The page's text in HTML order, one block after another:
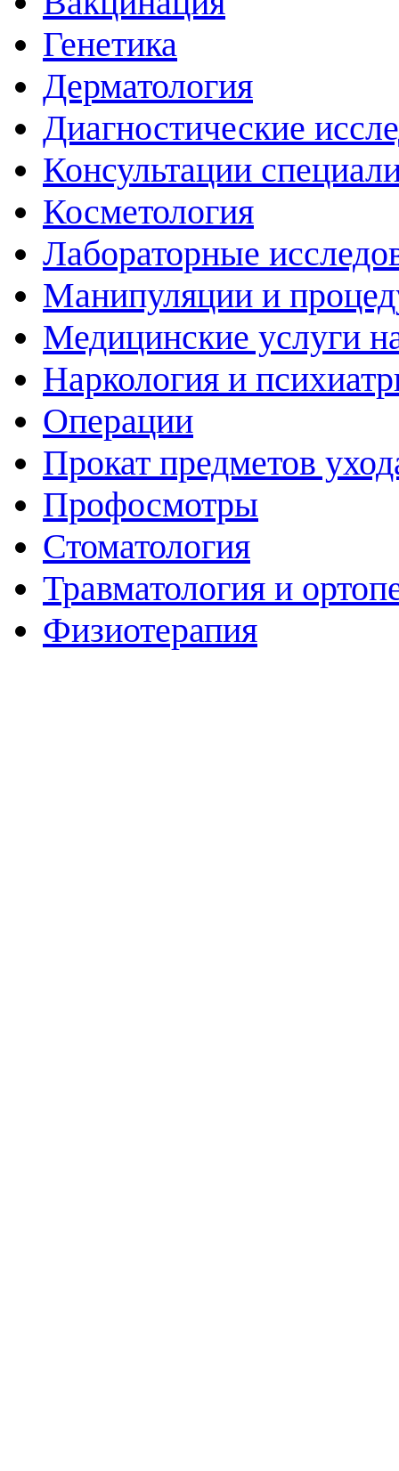
Генетика
Дерматология
Диагностические
Консультации
Косметология
Лабораторные
Манипуляции и
Медицинские услуги
Наркология и
Операции
Прокат предметов
Профосмотры
Стоматология
Травматология и
Физиотерапия